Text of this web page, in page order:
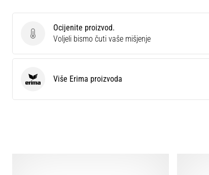
Ocijenite proizvod.
Ocijenite proizvod.
Voljeli bismo čuti vaše mišjenje
Erima Više Erima proizvoda